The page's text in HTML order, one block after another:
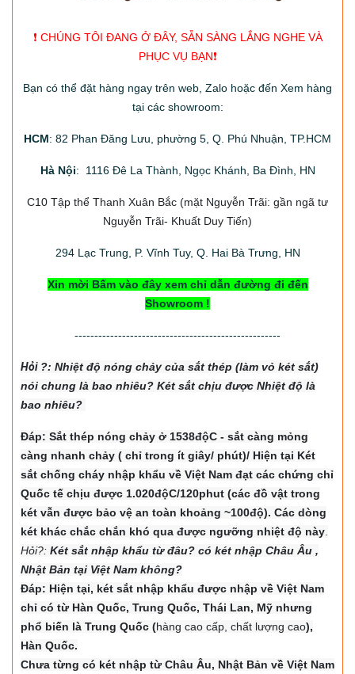
❗️ CHÚNG TÔI ĐANG Ở ĐÂY, SẴN SÀNG LẮNG NGHE VÀ
PHỤC VỤ BẠN❗️
Bạn có thể đặt hàng ngay trên web, Zalo hoặc đến Xem hàng
tại các showroom:
HCM: 82 Phan Đăng Lưu, phường 5, Q. Phú Nhuận, TP.HCM
Hà Nội: 1116 Đê La Thành, Ngọc Khánh, Ba Đình, HN
C10 Tập thể Thanh Xuân Bắc (mặt Nguyễn Trãi: gần ngã tư
Nguyễn Trãi- Khuất Duy Tiến)
294Lạc Trung, P. Vĩnh Tuy, Q. Hai Bà Trưng, HN
Xin mời Bấm vào đây xem chỉ dẫn đường đi đến
Showroom !
----------------------------------------------------
Hỏi ?: Nhiệt độ nóng chảy của sắt thép (làm vỏ két sắt)
nói chung là bao nhiêu? Két sắt chịu được Nhiệt độ là
bao nhiêu?
Đáp: Sắt thép nóng chảy ở 1538độC - sắt càng mỏng
càng nhanh chảy ( chỉ trong ít giây/ phút)/ Hiện tại Két
sắt chống cháy nhập khẩu về Việt Nam đạt các chứng chỉ
Quốc tế chịu được 1.020độC/120phut (các đồ vật trong
két vẫn được bảo vệ an toàn khoảng ~100độ). Các dòng
két khác chắc chắn khó qua được ngưỡng nhiệt độ này.
Hỏi?: Két sắt nhập khẩu từ đâu? có két nhập Châu Âu ,
Nhật Bản tại Việt Nam không?
Đáp: Hiện tại, két sắt nhập khẩu được nhập về Việt Nam
chỉ có từ Hàn Quốc, Trung Quốc, Thái Lan, Mỹ nhưng
phổ biến là Trung Quốc (hàng cao cấp, chất lượng cao),
Hàn Quốc.
Chưa từng có két nhập từ Châu Âu, Nhật Bản về Việt Nam